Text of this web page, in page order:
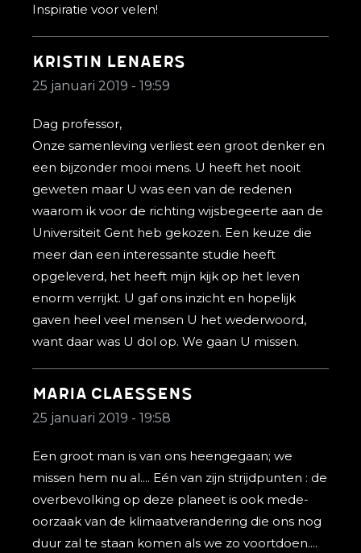
Inspiratie voor velen!
Kristin Lenaers
25 januari 2019 - 19:59
Dag professor,
Onze samenleving verliest een groot denker en
een bijzonder mooi mens. U heeft het nooit
geweten maar U was een van de redenen
waarom ik voor de richting wijsbegeerte aan de
Universiteit Gent heb gekozen. Een keuze die
meer dan een interessante studie heeft
opgeleverd, het heeft mijn kijk op het leven
enorm verrijkt. U gaf ons inzicht en hopelijk
gaven heel veel mensen U het wederwoord,
want daar was U dol op. We gaan U missen.
Maria Claessens
25 januari 2019 - 19:58
Een groot man is van ons heengegaan; we
missen hem nu al.... Eén van zijn strijdpunten : de
overbevolking op deze planeet is ook mede-
oorzaak van de klimaatverandering die ons nog
duur zal te staan komen als we zo voortdoen....